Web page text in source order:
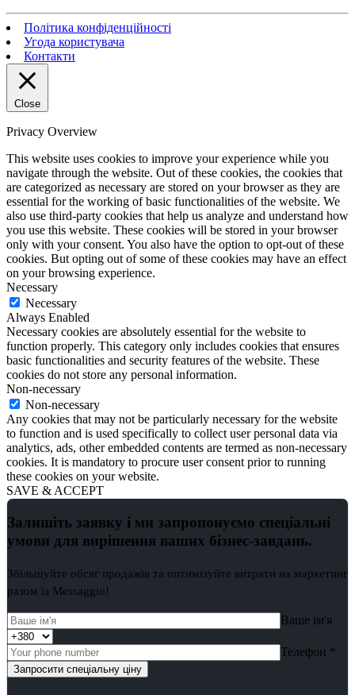
Політика конфіденційності
Угода користувача
Контакти
Close
Privacy Overview
This website uses cookies to improve your experience while you
navigate through the website. Out of these cookies, the cookies that
are categorized as necessary are stored on your browser as they are
essential for the working of basic functionalities of the website. We
also use third-party cookies that help us analyze and understand how
you use this website. These cookies will be stored in your browser
only with your consent. You also have the option to opt-out of these
cookies. But opting out of some of these cookies may have an effect
on your browsing experience.
Necessary
Necessary
Always Enabled
Necessary cookies are absolutely essential for the website to
function properly. This category only includes cookies that ensures
basic functionalities and security features of the website. These
cookies do not store any personal information.
Non-necessary
Non-necessary
Any cookies that may not be particularly necessary for the website
to function and is used specifically to collect user personal data via
analytics, ads, other embedded contents are termed as non-necessary
cookies. It is mandatory to procure user consent prior to running
these cookies on your website.
SAVE & ACCEPT
Залишіть заявку і ми запропонуємо спеціальні
умови для вирішення ваших бізнес-завдань.
Збільшуйте обсяг продажів та оптимізуйте витрати на маркетинг
разом із Messaggio!
Ваше ім'я
Телефон *